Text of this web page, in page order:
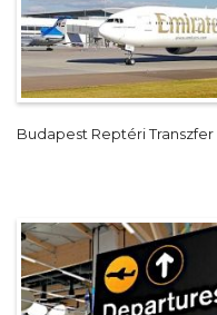
Budapest Reptéri Transzfer